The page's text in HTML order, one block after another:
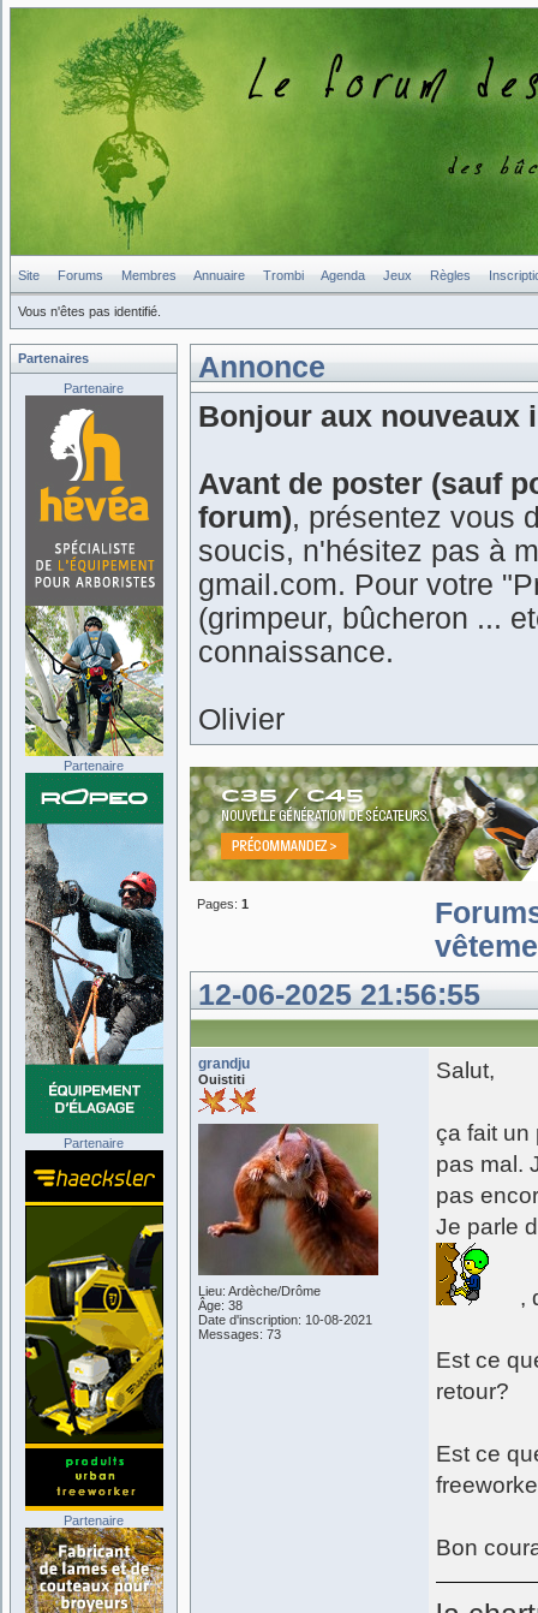
Site Forums Membres Annuaire Trombi Agenda Jeux Règles
Vous n'êtes pas identifié.
Annonce
Bonjour aux nouveaux
Avant de poster (sauf
forum), présentez vous
soucis, n'hésitez pas à
gmail.com. Pour votre
(grimpeur, bûcheron ...
connaissance.
Olivier
Pages: 1
12-06-2025 21:56:55
grandju
Ouistiti
Lieu: Ardèche/Drôme
Âge: 38
Date d'inscription: 10-08-2021
Messages: 73
Salut,
ça fait un
pas mal.
pas
Je parle
,
Est ce
retour?
Est ce
Bon
Partenaires
Partenaire
Partenaire
Partenaire
Partenaire